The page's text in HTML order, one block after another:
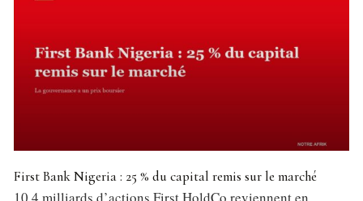
First Bank Nigeria : 25 % du capital remis sur le marché